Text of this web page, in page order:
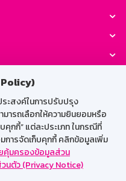
ระสงค์ในการปรับปรุง
ารถเลือกให้ความยินยอมหรือ
คุกกี้” แต่ละประเภท ในกรณีที่
มการจัดเก็บคุกกี้ คลิกข้อมูลเพิ่ม
คุ้มครองข้อมูลส่วน
นตัว (Privacy Notice)
งาน
M-Search